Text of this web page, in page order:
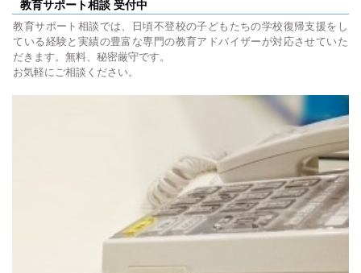
教育サポート相談 受付中
教育サポート相談では、日頃不登校の子どもたちの学校復帰支援をし
ている経験と実績の豊富な専門の教育アドバイザーが対応させていた
だきます。無料、秘密厳守です。
お気軽にご相談ください。